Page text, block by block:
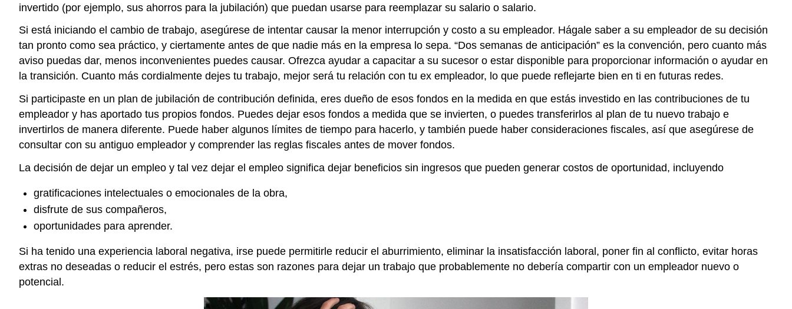
invertido (por ejemplo, sus ahorros para la jubilación) que puedan usarse para reemplazar su salario o salario.
Si está iniciando el cambio de trabajo, asegúrese de intentar causar la menor interrupción y costo a su empleador. Hágale saber a su empleador de su decisión
tan pronto como sea práctico, y ciertamente antes de que nadie más en la empresa lo sepa. “Dos semanas de anticipación” es la convención, pero cuanto más
aviso puedas dar, menos inconvenientes puedes causar. Ofrezca ayudar a capacitar a su sucesor o estar disponible para proporcionar información o ayudar en
la transición. Cuanto más cordialmente dejes tu trabajo, mejor será tu relación con tu ex empleador, lo que puede reflejarte bien en ti en futuras redes.
Si participaste en un plan de jubilación de contribución definida, eres dueño de esos fondos en la medida en que estás investido en las contribuciones de tu
empleador y has aportado tus propios fondos. Puedes dejar esos fondos a medida que se invierten, o puedes transferirlos al plan de tu nuevo trabajo e
invertirlos de manera diferente. Puede haber algunos límites de tiempo para hacerlo, y también puede haber consideraciones fiscales, así que asegúrese de
consultar con su antiguo empleador y comprender las reglas fiscales antes de mover fondos.
La decisión de dejar un empleo y tal vez dejar el empleo significa dejar beneficios sin ingresos que pueden generar costos de oportunidad, incluyendo
gratificaciones intelectuales o emocionales de la obra,
disfrute de sus compañeros,
oportunidades para aprender.
Si ha tenido una experiencia laboral negativa, irse puede permitirle reducir el aburrimiento, eliminar la insatisfacción laboral, poner fin al conflicto, evitar horas
extras no deseadas o reducir el estrés, pero estas son razones para dejar un trabajo que probablemente no debería compartir con un empleador nuevo o
potencial.